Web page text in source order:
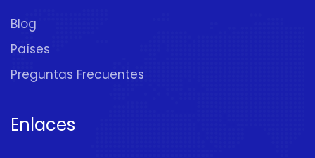
Blog
Países
Preguntas Frecuentes
Enlaces